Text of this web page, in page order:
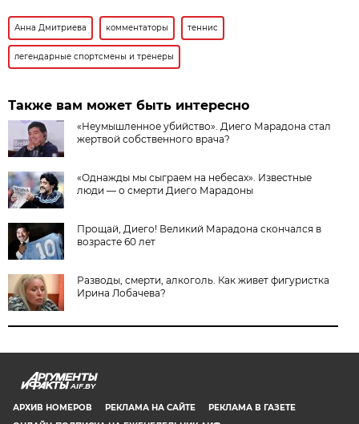
Анна Дмитриева комментаторы теннис
легендарные спортсмены и тренеры
Также вам может быть интересно
«Неумышленное убийство». Диего Марадона стал
жертвой собственного врача?
«Однажды мы сыграем на небесах». Известные
люди — о смерти Диего Марадоны
Прощай, Диего! Великий Марадона скончался в
возрасте 60 лет
Разводы, смерти, алкоголь. Как живет фигуристка
Ирина Лобачева?
AIF.BY
АРХИВ НОМЕРОВ РЕКЛАМА НА САЙТЕ
РЕКЛАМА В ГАЗЕТЕ